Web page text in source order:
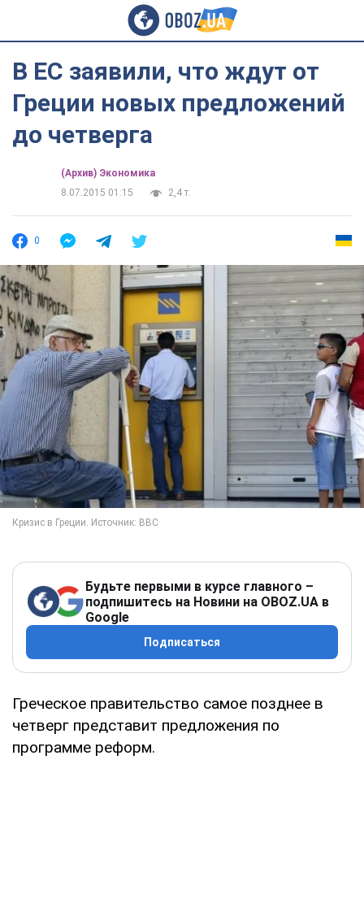
В ЕС заявили, что ждут от
Греции новых предложений
до четверга
(Архив) Экономика
8.07.2015 01:15
2,4 т.
0
Будьте первыми в курсе главного –
подпишитесь на Новини на OBOZ.UA в
Google
Подписаться
Греческое правительство самое позднее в
четверг представит предложения по
программе реформ.